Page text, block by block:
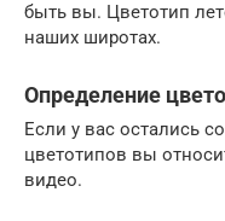
быть вы. Цветотип
наших широтах.
Определение
Если у вас остались
цветотипов вы
видео.